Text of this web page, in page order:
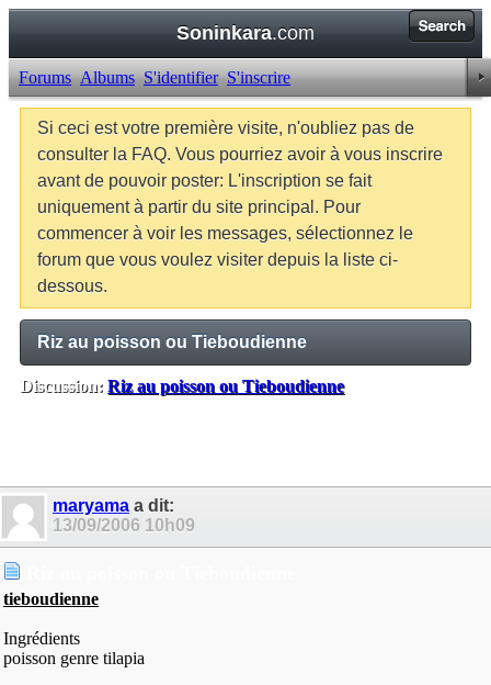
Soninkara.com
Forums Albums S'identifier S'inscrire
Si ceci est votre première visite, n'oubliez pas de
consulter la FAQ. Vous pourriez avoir à vous inscrire
avant de pouvoir poster: L'inscription se fait
uniquement à partir du site principal. Pour
commencer à voir les messages, sélectionnez le
forum que vous voulez visiter depuis la liste ci-
dessous.
Riz au poisson ou Tieboudienne
Discussion: Riz au poisson ou Tieboudienne
maryama a dit:
13/09/2006 10h09
tieboudienne
Ingrédients
poisson genre tilapia